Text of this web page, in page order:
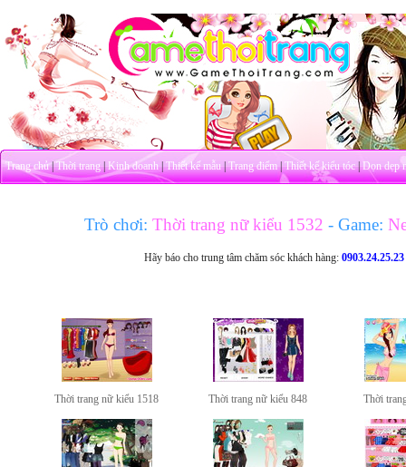
Trang chủ|Thời trang|Kinh doanh|Thiết kế mẫu|Trang điểm|Thiết kế kiểu tóc|Dọn dẹp
Trò chơi: Thời trang nữ kiểu 1532 - Game:
Hãy báo cho trung tâm chăm sóc khách hàng:0903.24.25.23
Thời trang nữ kiểu 1518 Thời trang nữ kiểu 848 Thời